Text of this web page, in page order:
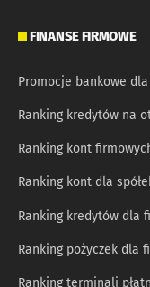
FINANSE FIRMOWE
Promocje bankowe
Ranking kredytów na
Ranking kont
Ranking kont dla
Ranking kredytów dla
Ranking pożyczek dla
Ranking terminali